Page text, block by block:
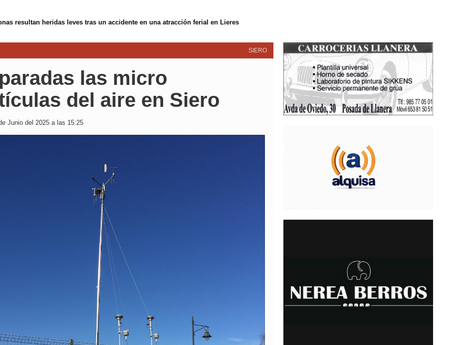
propone al Ayuntamiento medidas para frenar los vertidos incontrolados de enseres
SIERO
las micro
del aire en Siero
Junio del 2025 a las 15:25